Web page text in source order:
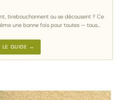
tirebouchonnent ou se décousent ? Ce
une bonne fois pour toutes — tous
LE GUIDE →